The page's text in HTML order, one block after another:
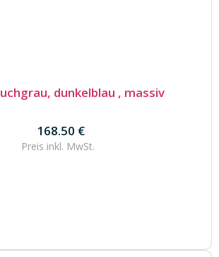
dunkelblau , massiv
168.50 €
Preis inkl. MwSt.